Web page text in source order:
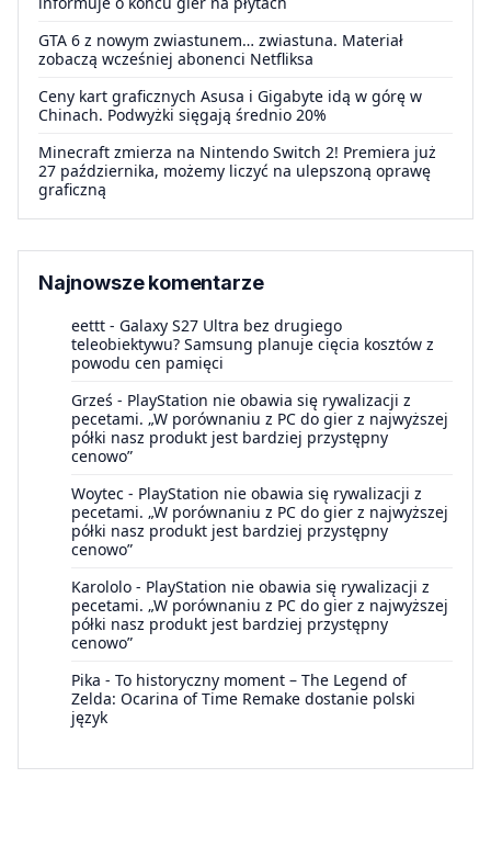
GTA 6 z nowym zwiastunem… zwiastuna. Materiał
zobaczą wcześniej abonenci Netfliksa
Ceny kart graficznych Asusa i Gigabyte idą w górę w
Chinach. Podwyżki sięgają średnio 20%
Minecraft zmierza na Nintendo Switch 2! Premiera już
27 października, możemy liczyć na ulepszoną oprawę
graficzną
Najnowsze komentarze
eettt - Galaxy S27 Ultra bez drugiego
teleobiektywu? Samsung planuje cięcia kosztów z
powodu cen pamięci
Grześ - PlayStation nie obawia się rywalizacji z
pecetami. „W porównaniu z PC do gier z najwyższej
półki nasz produkt jest bardziej przystępny
cenowo”
Woytec - PlayStation nie obawia się rywalizacji z
pecetami. „W porównaniu z PC do gier z najwyższej
półki nasz produkt jest bardziej przystępny
cenowo”
Karololo - PlayStation nie obawia się rywalizacji z
pecetami. „W porównaniu z PC do gier z najwyższej
półki nasz produkt jest bardziej przystępny
cenowo”
Pika - To historyczny moment – The Legend of
Zelda: Ocarina of Time Remake dostanie polski
język